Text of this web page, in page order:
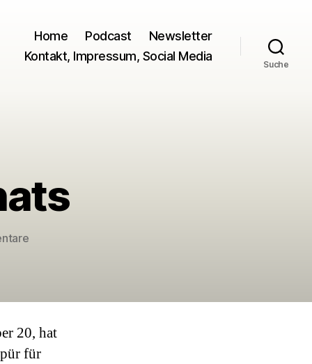
Home Podcast
Newsletter
Kontakt, Impressum, Social Media
Suche
zu
20, hat
für